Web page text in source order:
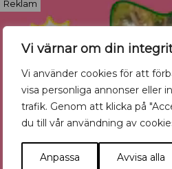
Vi värnar om din
Vi använder cookies för att
visa personliga annonser eller
trafik. Genom att klicka på
du till vår användning av
Anpassa Avvisa alla
Reklam